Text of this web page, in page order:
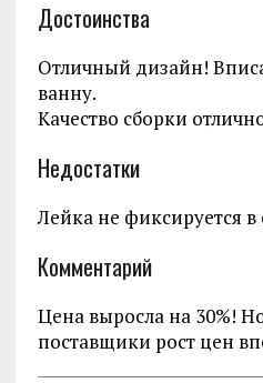
Достоинства
Отличный дизайн!
ванну.
Качество сборки
Недостатки
Лейка не фиксируется в
Комментарий
Цена выросла на 30%!
поставщики рост цен